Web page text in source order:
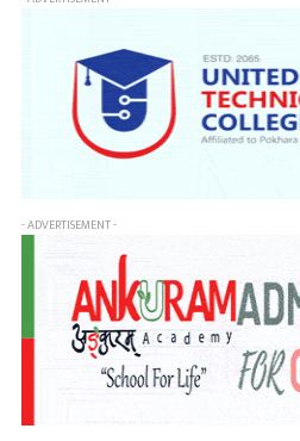
- ADVERTISEMENT -